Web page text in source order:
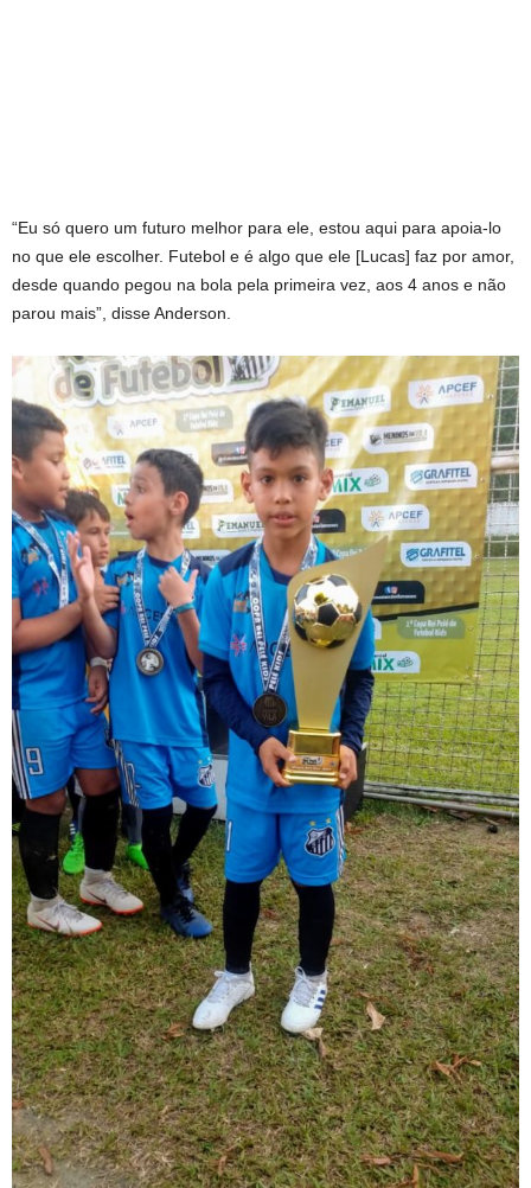
“Eu só quero um futuro melhor para ele, estou aqui para apoia-lo
no que ele escolher. Futebol e é algo que ele [Lucas] faz por amor,
desde quando pegou na bola pela primeira vez, aos 4 anos e não
parou mais”, disse Anderson.